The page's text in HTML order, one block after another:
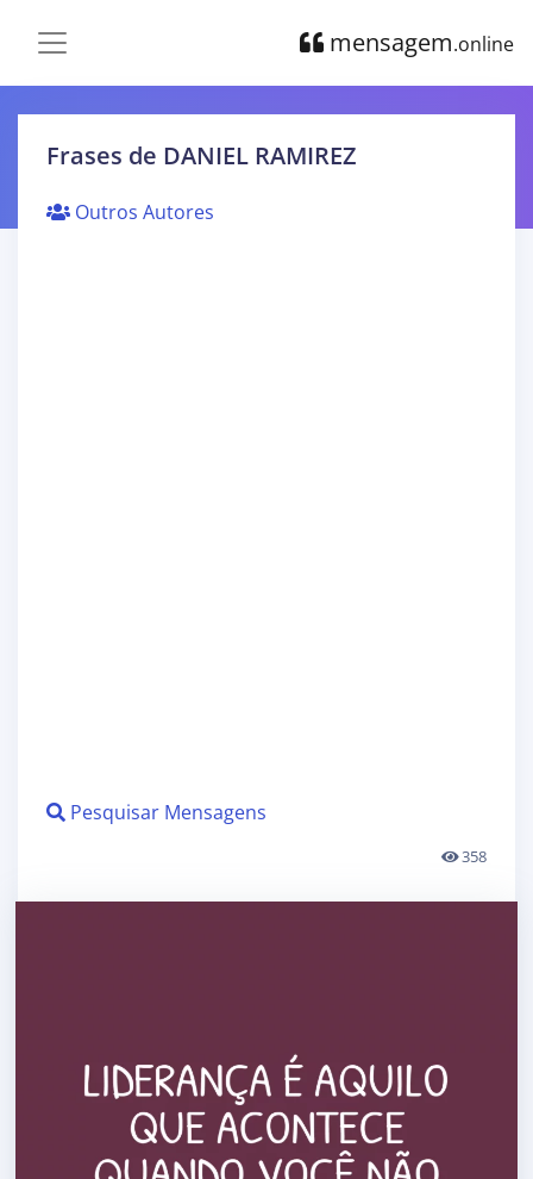
mensagem.online
Frases de DANIEL RAMIREZ
Outros Autores
Pesquisar Mensagens
358